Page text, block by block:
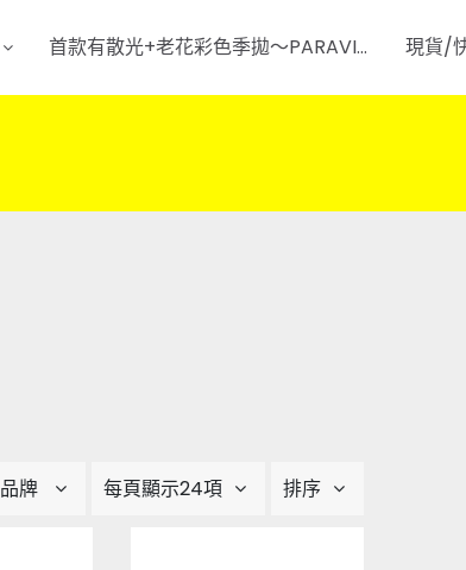
首款有散光+老花彩色季拋～PARAVISION～ 現貨/
品牌 每頁顯示24項 排序